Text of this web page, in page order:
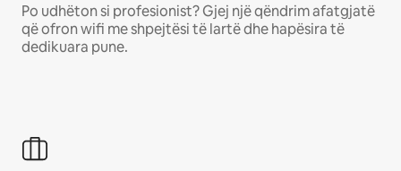
Po udhëton si profesionist? Gjej një qëndrim afatgjatë
që ofron wifi me shpejtësi të lartë dhe hapësira të
dedikuara pune.